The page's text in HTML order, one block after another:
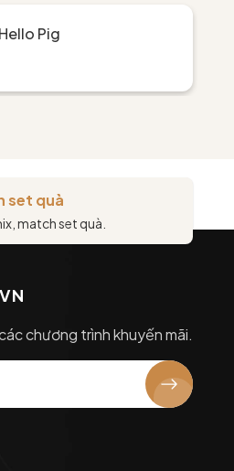
Pig
set quà
match set quà.
chương trình khuyến mãi.